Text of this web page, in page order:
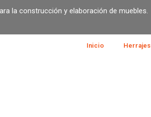
la construcción y elaboración de muebles.
Inicio Herrajes